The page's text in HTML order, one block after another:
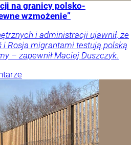
na granicy polsko-
wzmożenie”
i administracji ujawnił, że
i Rosja migrantami testują polską
– zapewnił Maciej Duszczyk.